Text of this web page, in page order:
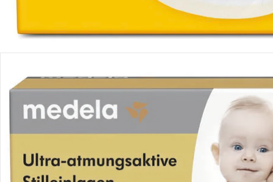
Bewertungen
Bestellung & Lieferung
Retoure & Reklamation